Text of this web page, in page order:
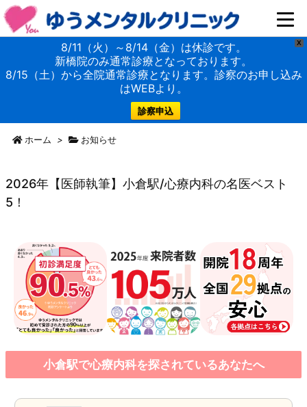
X
8/11（火）～8/14（金）は休診です。
新橋院のみ通常診療となっております。
8/15（土）から全院通常診療となります。診察のお申し込み
はWEBより。
診察申込
ホーム > お知らせ
2026年【医師執筆】小倉駅/心療内科の名医ベスト
5！
小倉駅で心療内科を探されているあなたへ